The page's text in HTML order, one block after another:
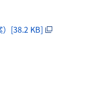
）[38.2 KB]